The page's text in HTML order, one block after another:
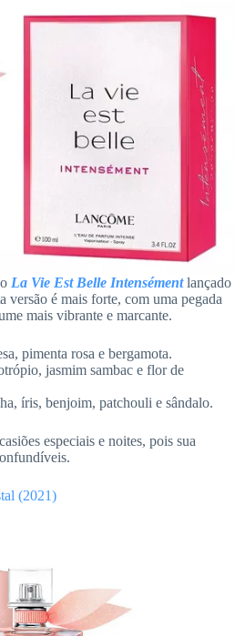
La Vie Est Belle Intensémentlançado
versão é mais forte, com uma pegada
mais vibrante e marcante.
pimenta rosa e bergamota.
jasmim sambac e flor de
íris, benjoim, patchouli e sândalo.
especiais e noites, pois sua
(2021)